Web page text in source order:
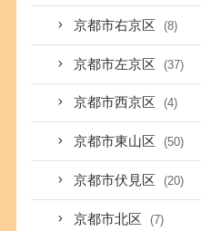
京都市右京区 (8)
京都市左京区 (37)
京都市西京区 (4)
京都市東山区 (50)
京都市伏見区 (20)
京都市北区 (7)